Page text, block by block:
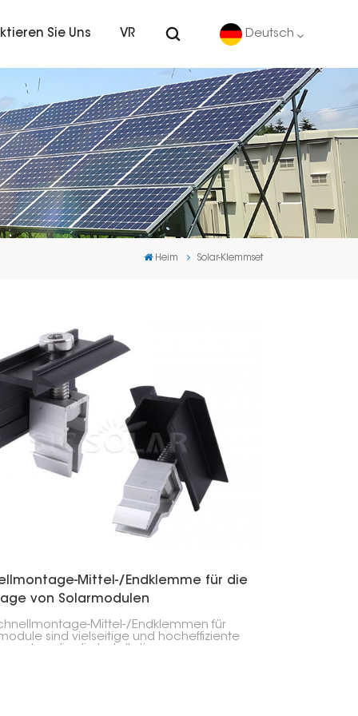
Sie Uns VR Deutsch
English
Deutsch
español
português
Heim Solar-Klemmset
Mittel-/Endklemme für die
von Solarmodulen
Mittel-/Endklemmen für
sind vielseitige und hocheffiziente